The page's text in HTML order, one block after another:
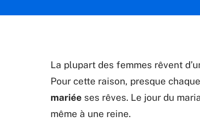
La plupart des femmes rêvent
Pour cette raison, presque
mariée ses rêves. Le jour du
même à une reine.